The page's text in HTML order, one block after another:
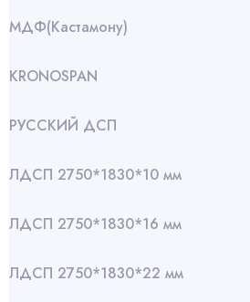
МДФ(Кастамону)
KRONOSPAN
РУССКИЙ ДСП
ЛДСП 2750*1830*10 мм
ЛДСП 2750*1830*16 мм
ЛДСП 2750*1830*22 мм